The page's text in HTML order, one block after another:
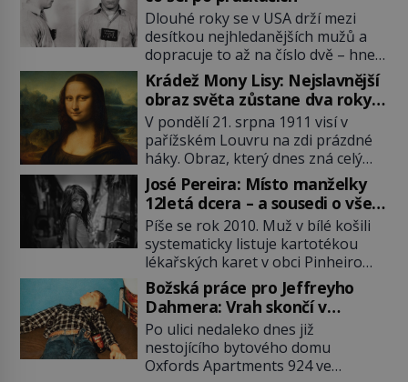
Dlouhé roky se v USA drží mezi
desítkou nejhledanějších mužů a
dopracuje to až na číslo dvě – hned
po Usámovi bin Ládinovi (1957–
2011). To je James „Whitey“ Bulger
(1929–2018) viněný ze spoluúčasti
na 19 vraždách, vydírání a lichvy. A
samozřejmě, krom toho je ještě
drogový dealer, který neváhá
odstranit z cesty všechny práskače,
zatímco […]
Krádež Mony Lisy: Nejslavnější
obraz světa zůstane dva roky
nezvěstný
V pondělí 21. srpna 1911 visí v
pařížském Louvru na zdi prázdné
háky. Obraz, který dnes zná celý
svět, je pryč. Zpočátku si nikdo
nemyslí, že jde o krádež.
Zaměstnanci jsou přesvědčeni, že
Mona Lisa je jen v restaurátorské
dílně nebo u fotografa. Když se
ukáže pravda, propukne jeden z
největších honů na zloděje v […]
José Pereira: Místo manželky
12letá dcera – a sousedi o všem
vědí!
Píše se rok 2010. Muž v bílé košili
systematicky listuje kartotékou
lékařských karet v obci Pinheiro
ležící asi 20 kilometrů od farmy s
podivínským majitelem. Něco tu
nesedí. Ledaže… Ledaže by ta
mladá dívka z farmy byla ne
manželkou, ale dcerou – a všechny
ty děti byly zplozené v incestu. Na
Božská práce pro Jeffreyho
Dahmera: Vrah skončí v
tratolišti krve ve vězeňských
umývárnách
Po ulici nedaleko dnes již
nestojícího bytového domu
Oxfords Apartments 924 ve